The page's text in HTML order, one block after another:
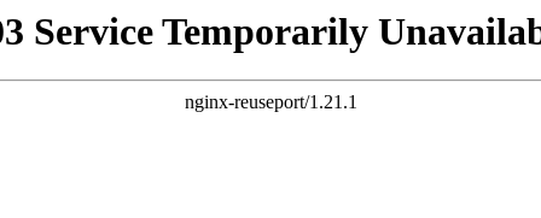
Service Temporarily
nginx-reuseport/1.21.1